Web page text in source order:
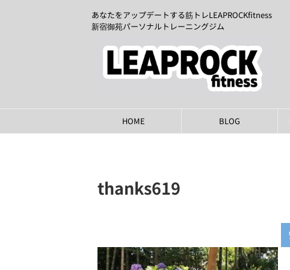
あなたをアップデートする筋トレLEAPROCKfitness
新宿御苑パーソナルトレーニングジム
HOME BLOG
thanks619